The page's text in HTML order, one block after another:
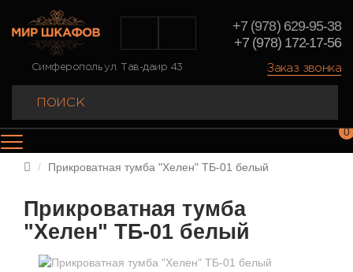
+7 (978) 629-95-38
+7 (978) 172-17-56
Заказ звонка
Симферополь ул. Тав-даир 43
0
Прикроватная тумба "Хелен" ТБ-01 белый
Прикроватная тумба
"Хелен" ТБ-01 белый